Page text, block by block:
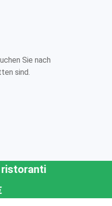
Sie nach
sind.
Associazioni sportive